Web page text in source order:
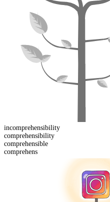
incomprehensibility
comprehensibility
comprehensible
comprehens